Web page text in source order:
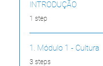
INTRODUÇÃO
.1 step
1. Módulo 1 - Cultura
.3 steps